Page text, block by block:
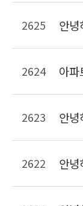
2625
2624
2623
2622